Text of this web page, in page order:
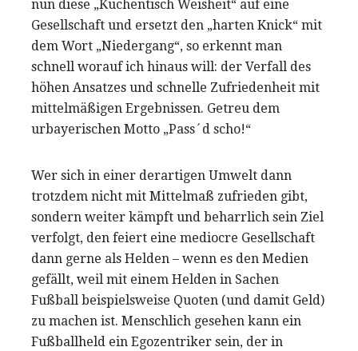
nun diese „Küchentisch Weisheit“ auf eine
Gesellschaft und ersetzt den „harten Knick“ mit
dem Wort „Niedergang“, so erkennt man
schnell worauf ich hinaus will: der Verfall des
höhen Ansatzes und schnelle Zufriedenheit mit
mittelmäßigen Ergebnissen. Getreu dem
urbayerischen Motto „Pass´d scho!“
Wer sich in einer derartigen Umwelt dann
trotzdem nicht mit Mittelmaß zufrieden gibt,
sondern weiter kämpft und beharrlich sein Ziel
verfolgt, den feiert eine mediocre Gesellschaft
dann gerne als Helden – wenn es den Medien
gefällt, weil mit einem Helden in Sachen
Fußball beispielsweise Quoten (und damit Geld)
zu machen ist. Menschlich gesehen kann ein
Fußballheld ein Egozentriker sein, der in